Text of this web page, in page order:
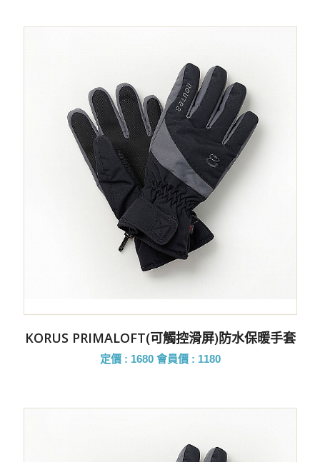
KORUS PRIMALOFT(可觸控滑屏)防水保暖手套
定價 : 1680 會員價 : 1180